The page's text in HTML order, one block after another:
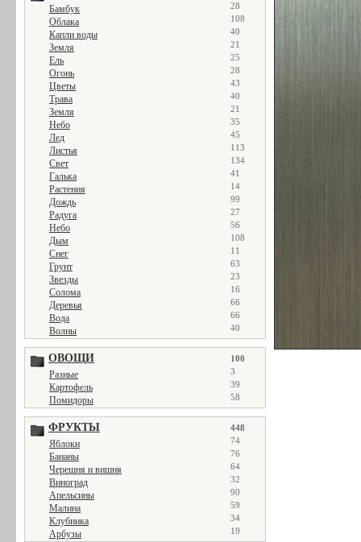
Бамбук 28
Облака 108
Капли воды 40
Земля 21
Ель 25
Огонь 28
Цветы 43
Трава 40
Земля 21
Небо 35
Лед 45
Листья 113
Свет 134
Галька 41
Растения 14
Дождь 99
Радуга 27
Небо 56
Дым 108
Снег 11
Грунт 63
Звезды 23
Солома 16
Деревья 66
Вода 66
Волны 40
ОВОЩИ 100
Разные 3
Картофель 39
Помидоры 58
ФРУКТЫ 448
Яблоки 74
Бананы 76
Черешня и вишня 64
Виноград 32
Апельсины 90
Малина 59
Клубника 34
Арбузы 19